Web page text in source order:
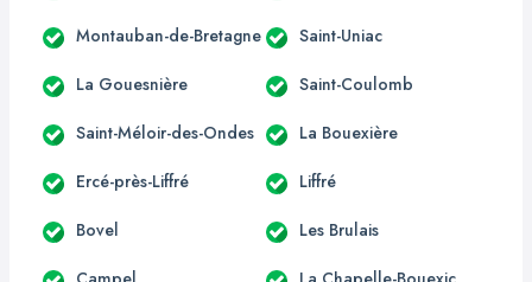
Montauban-de-Bretagne Saint-Uniac
La Gouesnière Saint-Coulomb
Saint-Méloir-des-Ondes La Bouexière
Ercé-près-Liffré Liffré
Bovel Les Brulais